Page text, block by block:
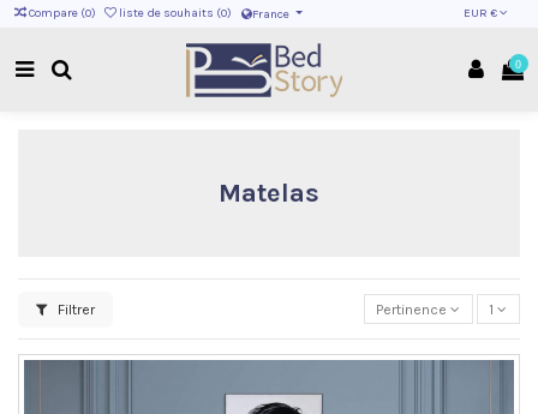
Compare (0) liste de souhaits (0) France EUR €
0
Matelas
Filtrer Pertinence 1